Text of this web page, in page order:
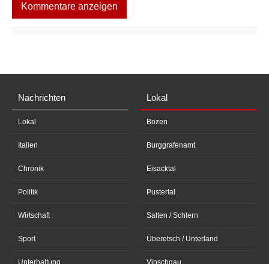
Kommentare anzeigen
Nachrichten
Lokal
Italien
Chronik
Politik
Wirtschaft
Sport
Unterhaltung
Lokal
Bozen
Burggrafenamt
Eisacktal
Pustertal
Salten / Schlern
Überetsch / Unterland
Vinschgau